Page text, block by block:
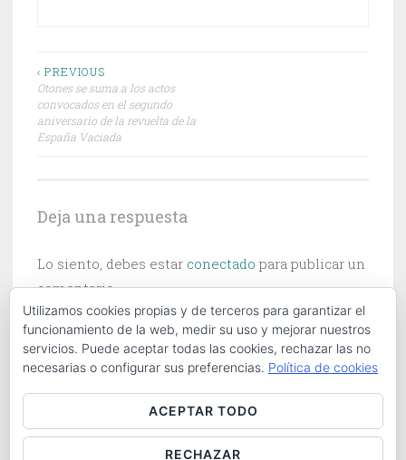
Navegación
de
entradas
‹ PREVIOUS
Otones se suma a los actos
convocados en el segundo
aniversario de la revuelta de la
España Vaciada
Deja una respuesta
Lo siento, debes estar conectado para publicar un
comentario.
Utilizamos cookies propias y de terceros para garantizar el
funcionamiento de la web, medir su uso y mejorar nuestros
servicios. Puede aceptar todas las cookies, rechazar las no
necesarias o configurar sus preferencias. Política de cookies
ACEPTAR TODO
RECHAZAR